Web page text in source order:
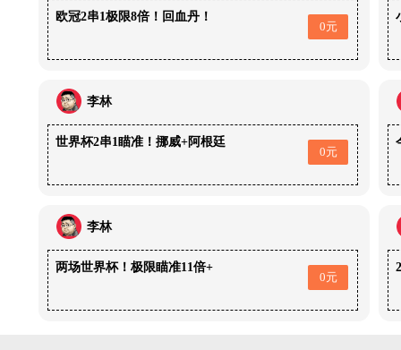
欧冠2串1极限8倍！回血丹！
0元
李林
世界杯2串1瞄准！挪威+阿根廷
0元
李林
两场世界杯！极限瞄准11倍+
0元